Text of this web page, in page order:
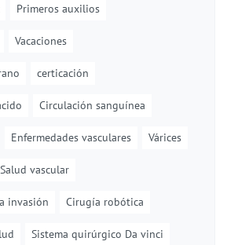
Primeros auxilios
Vacaciones
certicación
Circulación sanguínea
Enfermedades vasculares Várices
Salud vascular
invasión Cirugía robótica
Sistema quirúrgico Da vinci